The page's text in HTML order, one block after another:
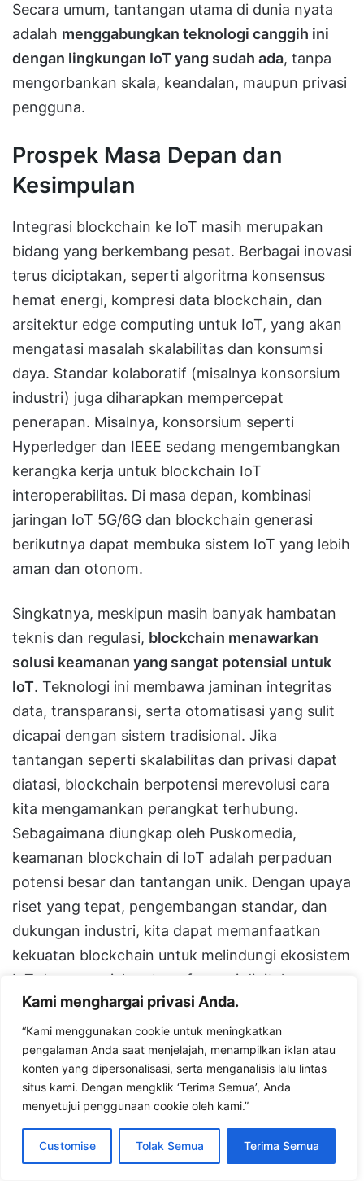
Kami menghargai privasi Anda.
“Kami menggunakan cookie untuk meningkatkan
pengalaman Anda saat menjelajah, menampilkan iklan atau
konten yang dipersonalisasi, serta menganalisis lalu lintas
situs kami. Dengan mengklik ‘Terima Semua’, Anda
menyetujui penggunaan cookie oleh kami.”
Customise Tolak Semua Terima Semua
Secara umum, tantangan utama di dunia nyata
adalah menggabungkan teknologi canggih ini
dengan lingkungan IoT yang sudah ada, tanpa
mengorbankan skala, keandalan, maupun privasi
pengguna.
Prospek Masa Depan dan
Kesimpulan
Integrasi blockchain ke IoT masih merupakan
bidang yang berkembang pesat. Berbagai inovasi
terus diciptakan, seperti algoritma konsensus
hemat energi, kompresi data blockchain, dan
arsitektur edge computing untuk IoT, yang akan
mengatasi masalah skalabilitas dan konsumsi
daya. Standar kolaboratif (misalnya konsorsium
industri) juga diharapkan mempercepat
penerapan. Misalnya, konsorsium seperti
Hyperledger dan IEEE sedang mengembangkan
kerangka kerja untuk blockchain IoT
interoperabilitas. Di masa depan, kombinasi
jaringan IoT 5G/6G dan blockchain generasi
berikutnya dapat membuka sistem IoT yang lebih
aman dan otonom.
Singkatnya, meskipun masih banyak hambatan
teknis dan regulasi, blockchain menawarkan
solusi keamanan yang sangat potensial untuk
IoT. Teknologi ini membawa jaminan integritas
data, transparansi, serta otomatisasi yang sulit
dicapai dengan sistem tradisional. Jika
tantangan seperti skalabilitas dan privasi dapat
diatasi, blockchain berpotensi merevolusi cara
kita mengamankan perangkat terhubung.
Sebagaimana diungkap oleh Puskomedia,
keamanan blockchain di IoT adalah perpaduan
potensi besar dan tantangan unik. Dengan upaya
riset yang tepat, pengembangan standar, dan
dukungan industri, kita dapat memanfaatkan
kekuatan blockchain untuk melindungi ekosistem
IoT dan memajukan transformasi digital.
Keamanan dan kepercayaan dalam IoT masa
depan mungkin bergantung pada kemampuan
kita mengintegrasikan blockchain secara efektif.